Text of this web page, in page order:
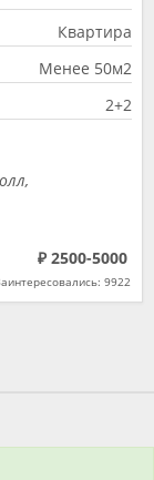
Квартира
Менее 50м2
2+2
₽ 2500-5000
9922